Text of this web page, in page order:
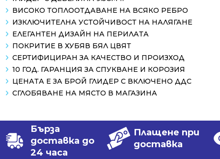
ВИСОКО ТОПЛООТДАВАНЕ НА ВСЯКО РЕБРО
ИЗКЛЮЧИТЕЛНА УСТОЙЧИВОСТ НА НАЛЯГАНЕ
ЕЛЕГАНТЕН ДИЗАЙН НА ПЕРИЛАТА
ПОКРИТИЕ В ХУБЯВ БЯЛ ЦВЯТ
СЕРТИФИЦИРАН ЗА КАЧЕСТВО И ПРОИЗХОД
10 ГОД. ГАРАНЦИЯ ЗА СПУКВАНЕ И КОРОЗИЯ
ЦЕНАТА Е ЗА БРОЙ ГЛИДЕР С ВКЛЮЧЕНО ДДС
СГЛОБЯВАНЕ НА МЯСТО В МАГАЗИНА
Бърза
доставка до
24 часа
Плащене при
доставка